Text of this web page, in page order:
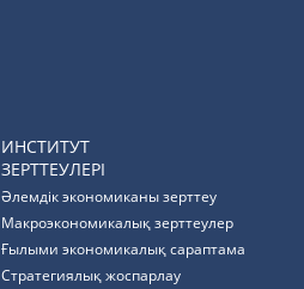
ИНСТИТУТ
ЗЕРТТЕУЛЕРІ
Әлемдік экономиканы зерттеу
Макроэкономикалық зерттеулер
Ғылыми экономикалық сараптама
Стратегиялық жоспарлау